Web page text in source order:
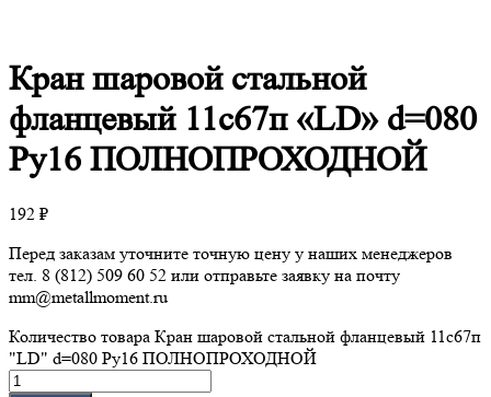
Краншаровой стальной
фланцевый 11с67п «LD» d=080
Ру16 ПОЛНОПРОХОДНОЙ
192 ₽
Перед заказам уточните точную цену у наших менеджеров
тел. 8 (812) 509 60 52 или отправьте заявку на почту
mm@metallmoment.ru
Количество товара Кран шаровой стальной фланцевый 11с67п
"LD" d=080 Ру16 ПОЛНОПРОХОДНОЙ